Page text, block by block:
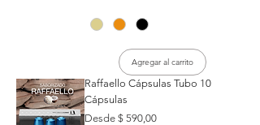
Agregar al carrito
Raffaello Cápsulas Tubo 10
Cápsulas
Desde $ 590,00
Precio de oferta